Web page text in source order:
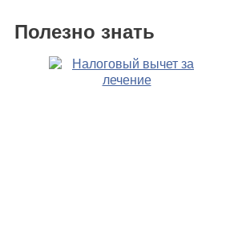
Полезно знать